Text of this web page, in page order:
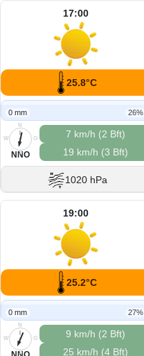
17:00
25.8°C
0 mm 26%
N
O
S
W
NNO
7 km/h (2 Bft)
19 km/h (3 Bft)
1020 hPa
19:00
25.2°C
0 mm 27%
N
O
S
W
9 km/h (2 Bft)
25 km/h (4 Bft)